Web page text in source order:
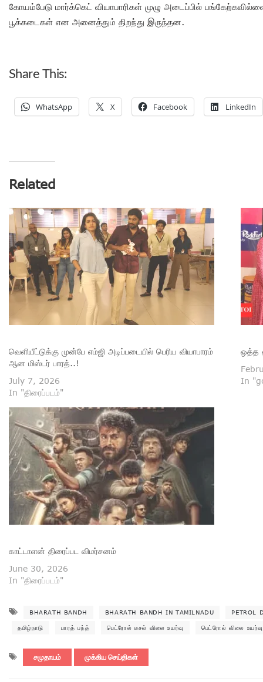
கோயம்பேடு மார்க்கெட் வியாபாரிகள் முழு அடைப்பில்
பூக்கடைகள் என அனைத்தும் திறந்து இருந்தன.
Share This:
WhatsApp X Facebook LinkedIn
Related
வெளியீட்டுக்கு முன்பே எம்ஜி அடிப்படையில் பெரிய வியாபாரம்
ஆன மிஸ்டர் பாரத்..!
July 7, 2026
In "திரைப்படம்"
ஒத்த
In
காட்டாளன் திரைப்பட விமர்சனம்
June 30, 2026
In "திரைப்படம்"
BHARATH BANDH BHARATH BANDH IN TAMILNADU PETROL
தமிழ்நாடு பாரத் பந்த் பெட்ரோல் டீசல் விலை உயர்வு பெட்ரோல் விலை உயர்வு
சமுதாயம் முக்கிய செய்திகள்